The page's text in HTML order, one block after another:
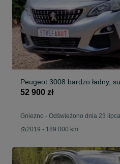
Peugeot 3008 bardzo ładny,
52 900 zł
Gniezno - Odświeżono dnia 23
2019 - 189 000 km